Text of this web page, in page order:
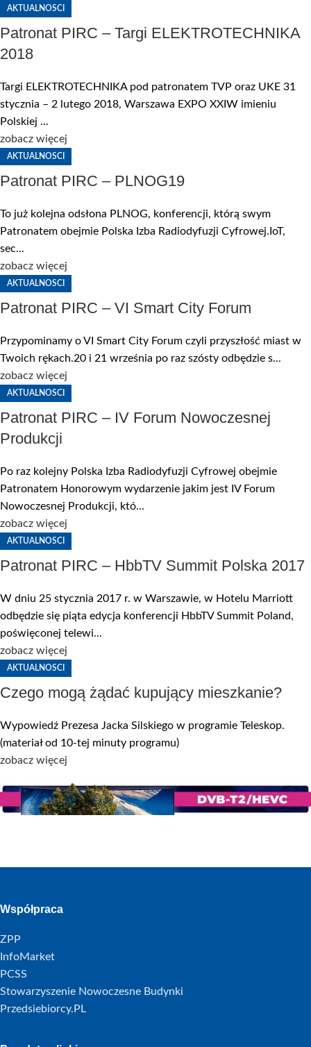
AKTUALNOSCI
Patronat PIRC – Targi ELEKTROTECHNIKA
2018
Targi ELEKTROTECHNIKA pod patronatem TVP oraz UKE 31
stycznia – 2 lutego 2018, Warszawa EXPO XXIW imieniu
Polskiej ...
zobacz więcej
AKTUALNOSCI
Patronat PIRC – PLNOG19
To już kolejna odsłona PLNOG, konferencji, którą swym
Patronatem obejmie Polska Izba Radiodyfuzji Cyfrowej.IoT,
sec...
zobacz więcej
AKTUALNOSCI
Patronat PIRC – VI Smart City Forum
Przypominamy o VI Smart City Forum czyli przyszłość miast w
Twoich rękach.20 i 21 września po raz szósty odbędzie s...
zobacz więcej
AKTUALNOSCI
Patronat PIRC – IV Forum Nowoczesnej
Produkcji
Po raz kolejny Polska Izba Radiodyfuzji Cyfrowej obejmie
Patronatem Honorowym wydarzenie jakim jest IV Forum
Nowoczesnej Produkcji, któ...
zobacz więcej
AKTUALNOSCI
Patronat PIRC – HbbTV Summit Polska 2017
W dniu 25 stycznia 2017 r. w Warszawie, w Hotelu Marriott
odbędzie się piąta edycja konferencji HbbTV Summit Poland,
poświęconej telewi...
zobacz więcej
AKTUALNOSCI
Czego mogą żądać kupujący mieszkanie?
Wypowiedź Prezesa Jacka Silskiego w programie Teleskop.
(materiał od 10-tej minuty programu)
zobacz więcej
Współpraca
ZPP
InfoMarket
PCSS
Stowarzyszenie Nowoczesne Budynki
Przedsiebiorcy.PL